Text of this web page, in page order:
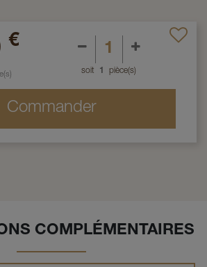
€
soit 1 pièce(s)
Commander
COMPLÉMENTAIRES